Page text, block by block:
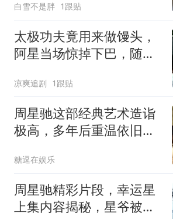
白雪不是胖 1跟贴
太极功夫竟用来做馒头，
阿星当场惊掉下巴，随后
凉爽追剧 1跟贴
周星驰这部经典艺术造诣
极高，多年后重温依旧动
糖逗在娱乐
周星驰精彩片段，幸运星
上集内容揭秘，星爷被黑